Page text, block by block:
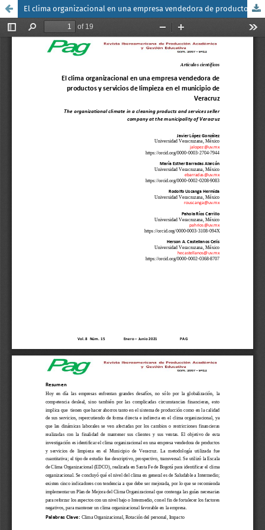
El clima organizacional en una empresa vendedora de productos y servicios de limpieza en el municipio de Veracruz / The organizational climate in a cleaning products and services seller company at the municipality of Veracruz